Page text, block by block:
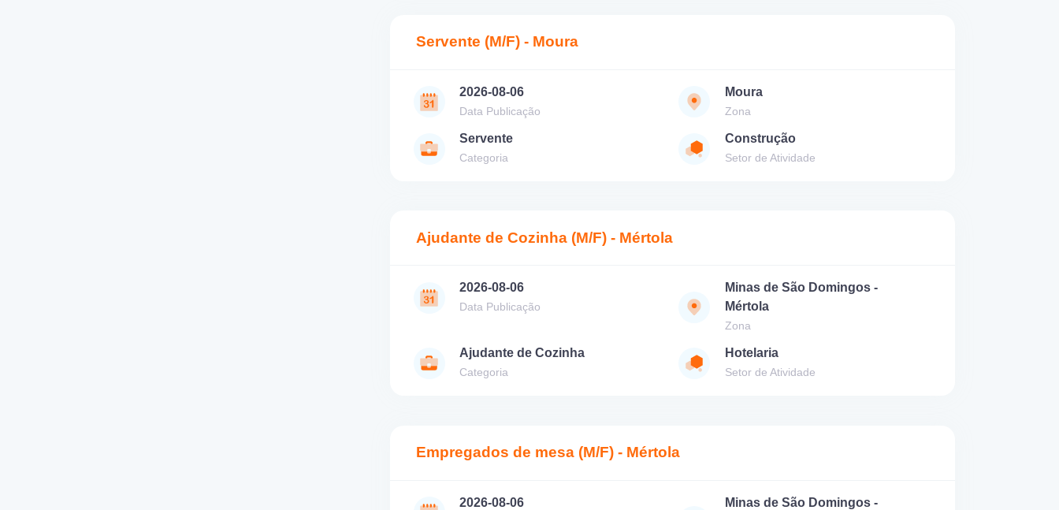
Servente (M/F) - Moura
2026-08-06
Data Publicação
Moura
Zona
Servente
Categoria
Construção
Setor de Atividade
Ajudante de Cozinha (M/F) - Mértola
2026-08-06
Data Publicação
Minas de São Domingos -
Mértola
Zona
Ajudante de Cozinha
Categoria
Hotelaria
Setor de Atividade
Empregados de mesa (M/F) - Mértola
2026-08-06
Minas de São Domingos -